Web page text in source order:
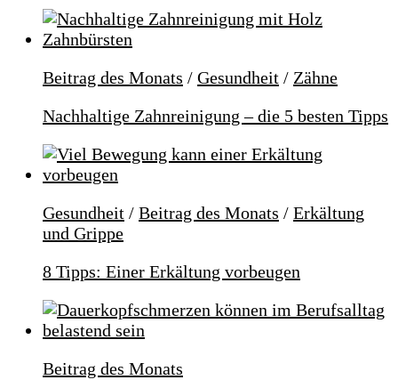
Beitrag des Monats / Gesundheit / Zähne
Nachhaltige Zahnreinigung – die 5 besten Tipps
Gesundheit / Beitrag des Monats / Erkältung
und Grippe
8 Tipps: Einer Erkältung vorbeugen
Beitrag des Monats